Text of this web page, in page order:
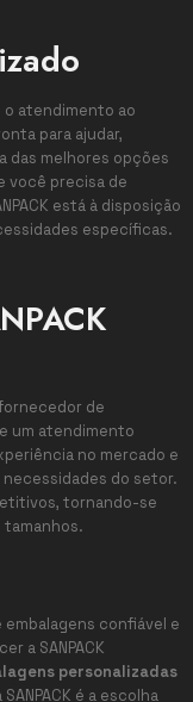
o atendimento ao
para ajudar,
das melhores opções
você precisa de
está à disposição
específicas.
fornecedor de
um atendimento
no mercado e
do setor.
tornando-se
tamanhos.
confiável e
a SANPACK
personalizadas
é a escolha